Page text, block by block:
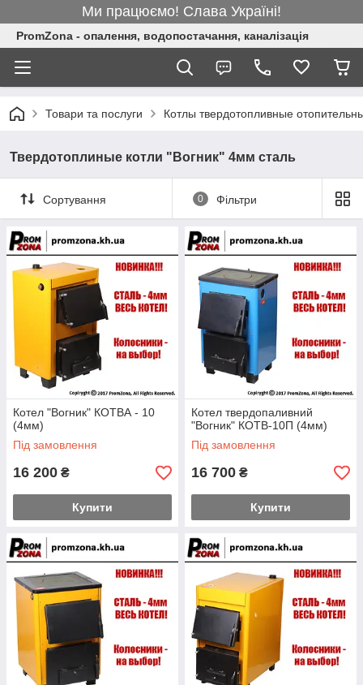
Ми працюємо! Слава Україні!
PromZona - опалення, водопостачання, каналізація
Товари та послуги Котлы твердотопливные
Твердотоплиные котли "Вогник" 4мм сталь
Сортування 0 Фільтри
Котел "Вогник" КОТВА - 10
(4мм)
Під замовлення
16 200 ₴
Купити
Котел твердопаливний
"Вогник" КОТВ-10П (4мм)
Під замовлення
16 700 ₴
Купити